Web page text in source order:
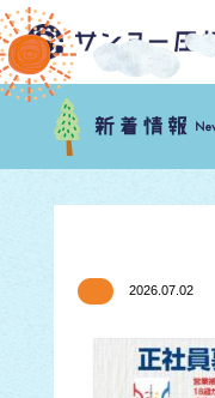
2026.07.02